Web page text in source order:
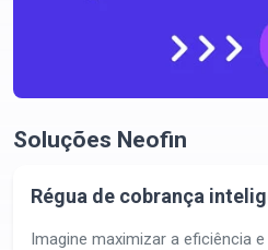
Soluções Neofin
Régua de cobrança
Imagine maximizar a eficiência